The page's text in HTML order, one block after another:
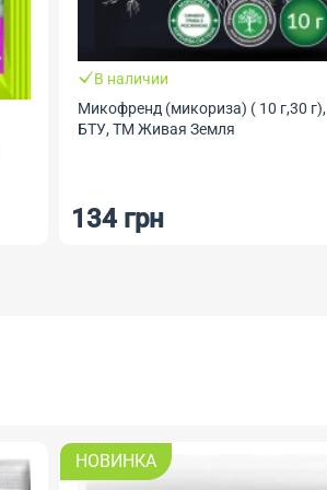
В наличии
Микофренд (микориза) ( 10 г,30 г),
БТУ, ТМ Живая Земля
134 грн
НОВИНКА